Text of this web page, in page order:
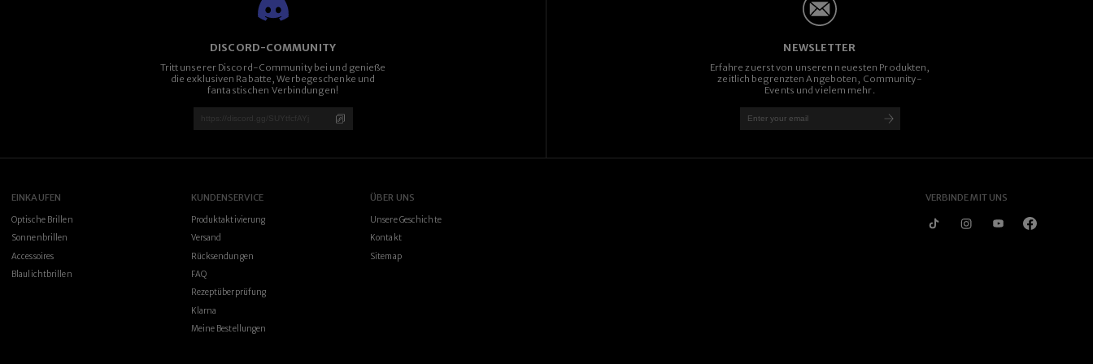
DISCORD-COMMUNITY
Tritt unserer Discord-Community bei und genieße
die exklusiven Rabatte, Werbegeschenke und
fantastischen Verbindungen!
NEWSLETTER
Erfahre zuerst von unseren neuesten Produkten,
zeitlich begrenzten Angeboten, Community-
Events und vielem mehr.
EINKAUFEN
Optische Brillen
Sonnenbrillen
Accessoires
Blaulichtbrillen
KUNDENSERVICE
Produktaktivierung
Versand
Rücksendungen
FAQ
Rezeptüberprüfung
Klarna
Meine Bestellungen
ÜBER UNS
Unsere Geschichte
Kontakt
Sitemap
VERBINDE MIT UNS